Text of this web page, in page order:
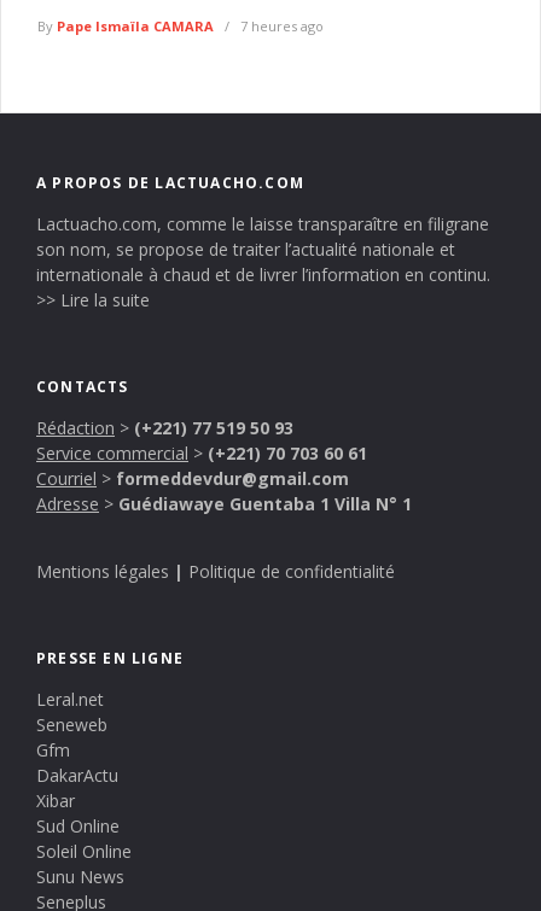
By Pape Ismaïla CAMARA 7 heures ago
A PROPOS DE LACTUACHO.COM
Lactuacho.com, comme le laisse transparaître en filigrane
son nom, se propose de traiter l’actualité nationale et
internationale à chaud et de livrer l’information en continu.
>> Lire la suite
CONTACTS
Rédaction > (+221) 77 519 50 93
Service commercial > (+221) 70 703 60 61
Courriel > formeddevdur@gmail.com
Adresse > Guédiawaye Guentaba 1 Villa N° 1
Mentions légales | Politique de confidentialité
PRESSE EN LIGNE
Leral.net
Seneweb
Gfm
DakarActu
Xibar
Sud Online
Soleil Online
Sunu News
Seneplus